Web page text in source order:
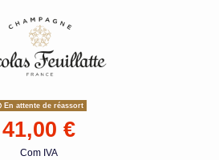
En attente de réassort
41,00 €
Com IVA